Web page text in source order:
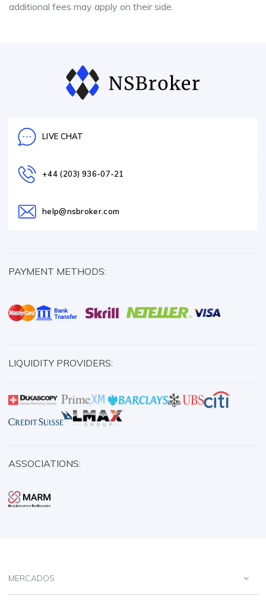
additional fees may apply on their side.
LIVE CHAT
+44 (203) 936-07-21
help@nsbroker.com
PAYMENT METHODS:
LIQUIDITY PROVIDERS:
ASSOCIATIONS:
MERCADOS